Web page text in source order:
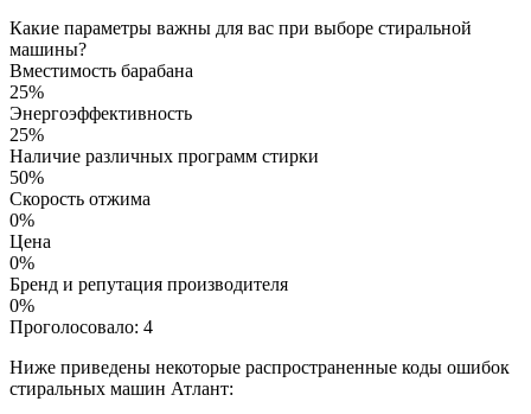
Какие параметры важны для вас при выборе стиральной
машины?
Вместимость барабана
25%
Энергоэффективность
25%
Наличие различных программ стирки
50%
Скорость отжима
0%
Цена
0%
Бренд и репутация производителя
0%
Проголосовало: 4
Ниже приведены некоторые распространенные коды ошибок
стиральных машин Атлант: